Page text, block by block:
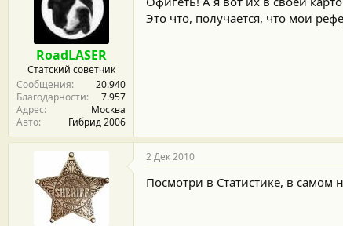
RoadLASER
Статский советчик
Сообщения
20.940
Благодарности
7.957
Адрес
Москва
Авто
Гибрид 2006
Это что, получается, что мои
2 Дек 2010
Посмотри в Статистике, в самом